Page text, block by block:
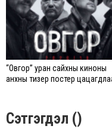
“Овгор” уран сайхны киноны
анхны тизер постер
Сэтгэгдэл ()